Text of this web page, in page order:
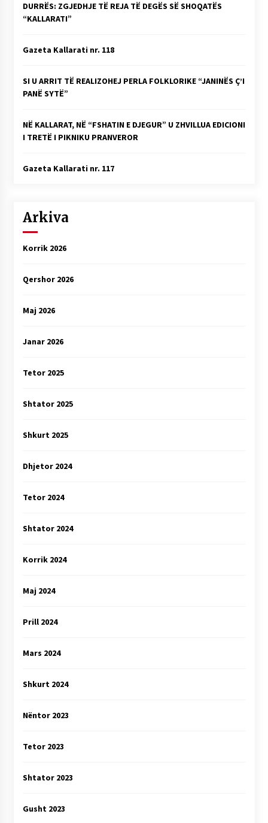
DURRËS: ZGJEDHJE TË REJA TË DEGËS SË SHOQATËS
“KALLARATI”
Gazeta Kallarati nr. 118
SI U ARRIT TË REALIZOHEJ PERLA FOLKLORIKE “JANINËS Ç’I
PANË SYTË”
NË KALLARAT, NË “FSHATIN E DJEGUR” U ZHVILLUA EDICIONI
I TRETË I PIKNIKU PRANVEROR
Gazeta Kallarati nr. 117
Arkiva
Korrik 2026
Qershor 2026
Maj 2026
Janar 2026
Tetor 2025
Shtator 2025
Shkurt 2025
Dhjetor 2024
Tetor 2024
Shtator 2024
Korrik 2024
Maj 2024
Prill 2024
Mars 2024
Shkurt 2024
Nëntor 2023
Tetor 2023
Shtator 2023
Gusht 2023